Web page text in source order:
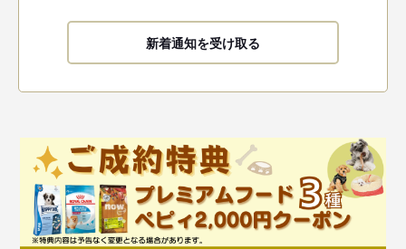
新着通知を受け取る